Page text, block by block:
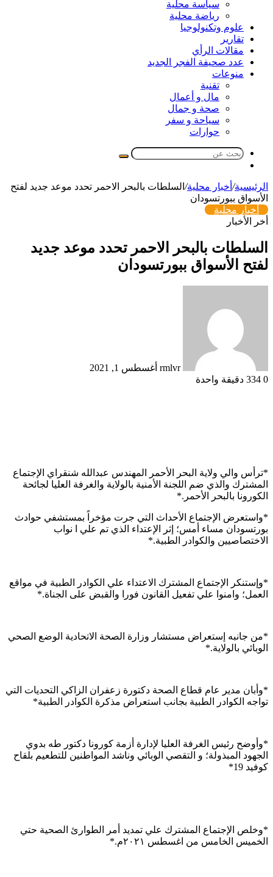
سياسة محلية
رياضة محلية
علوم وتكنولوجيا
تقارير
مقالات الرأي
عدد صحيفة الفجر الجديد
منوعات
تقنية
مال و أعمال
صحة و جمال
سياحة و سفر
حوارات
بحث
الرئيسية/ أخبار محلية/ السلطات بالبحر الاحمر تحدد موعد جديد لفتح
الأسواق ببورتسودان
أخبار محلية
أخر الأخبار
السلطات بالبحر الاحمر تحدد موعد جديد
لفتح الأسواق ببورتسودان
rmlvr أغسطس 1, 2021
0
دقيقة واحدة
*ترأس والي ولاية البحر الأحمر المهندس عبدالله شنقراي الإجتماع
المشترك والذي ضم اللجنة الأمنية بالولاية والغرفة العليا لجائحة
الكورونا بالبحر الأحمر.*
*واستعرض الإجتماع الأحداث التي جرت مؤخراً بمستشفي حوادث
بورتسودان مساء أمس؛ إثر الإعتداء الذي تم علي ا نواب
الاختصاصيين والكوادر الطبية.*
*وإستنكر الإجتماع المشترك الاعتداء علي الكوادر الطبية في مواقع
العمل؛ وامنوا علي تفعيل القانون فورا والقبض على الجناة.*
*من جانبه إستعراض مستشار وزارة الصحة الاتحادية الوضع الصحي
الوبائي بالولاية.*
*وأبان مدير عام قطاع الصحة دكتورة زعفران الزاكي التحديات التي
تواجه الكوادر الطبية بجانب استعراض مذكرة الكوادر الطبية*
*وأوضح رئيس الغرفة العليا لإدارة أزمة كورونا دكتور طه بدوي
الجهود المبذولة؛ و التقصي الوبائي وناشد المواطنين للتطعيم بلقاح
كوفيد 19*
*وخلص الإجتماع المشترك علي تمديد أمر الطوارئ الصحية حتي
الخميس الخامس من اغسطس ٢٠٢١م.*